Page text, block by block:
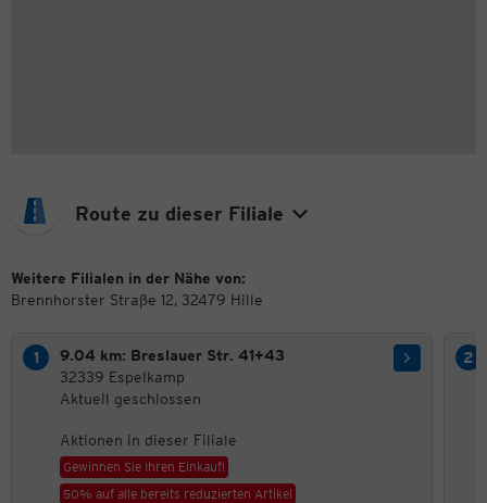
Route zu dieser Filiale
Weitere Filialen in der Nähe von:
Brennhorster Straße 12, 32479 Hille
9.04 km: Breslauer Str. 41+43
32339 Espelkamp
Aktuell geschlossen
Aktionen in dieser Filiale
Gewinnen Sie Ihren Einkauf!
50% auf alle bereits reduzierten Artikel